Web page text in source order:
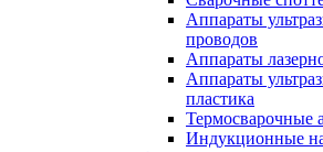
Аппараты
проводов
Аппараты
Аппараты
пластика
Термосварочные
Индукционные